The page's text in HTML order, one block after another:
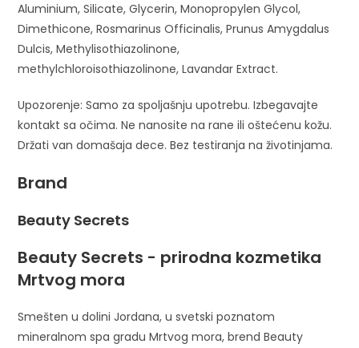
Aluminium, Silicate, Glycerin, Monopropylen Glycol,
Dimethicone, Rosmarinus Officinalis, Prunus Amygdalus
Dulcis, Methylisothiazolinone,
methylchloroisothiazolinone, Lavandar Extract.
Upozorenje: Samo za spoljašnju upotrebu. Izbegavajte
kontakt sa očima. Ne nanosite na rane ili oštećenu kožu.
Držati van domašaja dece. Bez testiranja na životinjama.
Brand
Beauty Secrets
Beauty Secrets - prirodna kozmetika
Mrtvog mora
Smešten u dolini Jordana, u svetski poznatom
mineralnom spa gradu Mrtvog mora, brend Beauty